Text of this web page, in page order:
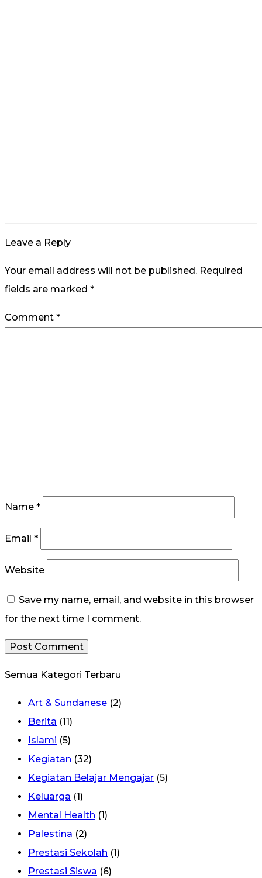
Leave a Reply
Your email address will not be published. Required
fields are marked *
Comment *
Name *
Email *
Website
Save my name, email, and website in this browser
for the next time I comment.
Semua Kategori Terbaru
Art & Sundanese (2)
Berita (11)
Islami (5)
Kegiatan (32)
Kegiatan Belajar Mengajar (5)
Keluarga (1)
Mental Health (1)
Palestina (2)
Prestasi Sekolah (1)
Prestasi Siswa (6)